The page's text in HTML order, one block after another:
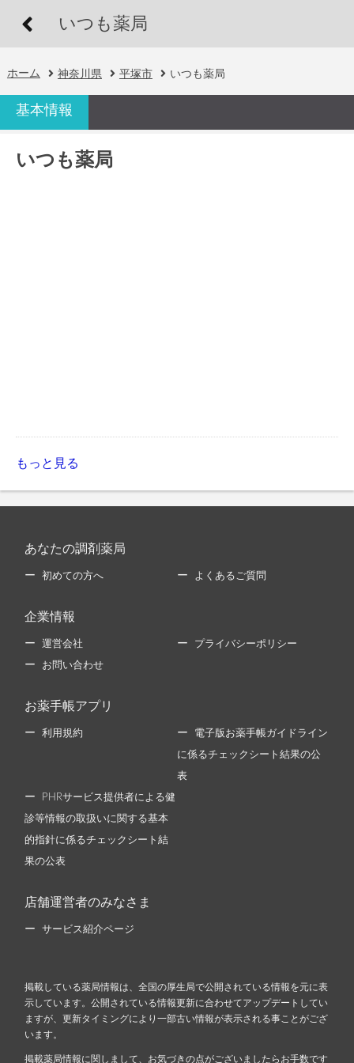
いつも薬局
ホーム 神奈川県 平塚市 いつも薬局
基本情報
いつも薬局
もっと見る
あなたの調剤薬局
初めての方へ よくあるご質問
企業情報
運営会社 プライバシーポリシー
お問い合わせ
お薬手帳アプリ
利用規約 電子版お薬手帳ガイドライン
に係るチェックシート結果の公
表
PHRサービス提供者による健
診等情報の取扱いに関する基本
的指針に係るチェックシート結
果の公表
店舗運営者のみなさま
サービス紹介ページ
掲載している薬局情報は、全国の厚生局で公開されている情報を元に表
示しています。公開されている情報更新に合わせてアップデートしてい
ますが、更新タイミングにより一部古い情報が表示される事ことがござ
います。
掲載薬局情報に関しまして、お気づきの点がございましたらお手数です